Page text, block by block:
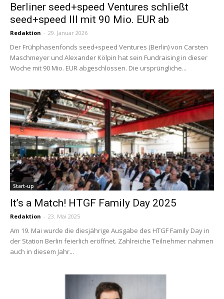
Berliner seed+speed Ventures schließt
seed+speed III mit 90 Mio. EUR ab
Redaktion - 29. Januar 2026
Der Frühphasenfonds seed+speed Ventures (Berlin) von Carsten
Maschmeyer und Alexander Kölpin hat sein Fundraising in dieser
Woche mit 90 Mio. EUR abgeschlossen. Die ursprüngliche...
Start-up
It’s a Match! HTGF Family Day 2025
Redaktion - 23. Mai 2025
Am 19. Mai wurde die diesjährige Ausgabe des HTGF Family Day in
der Station Berlin feierlich eröffnet. Zahlreiche Teilnehmer nahmen
auch in diesem Jahr...